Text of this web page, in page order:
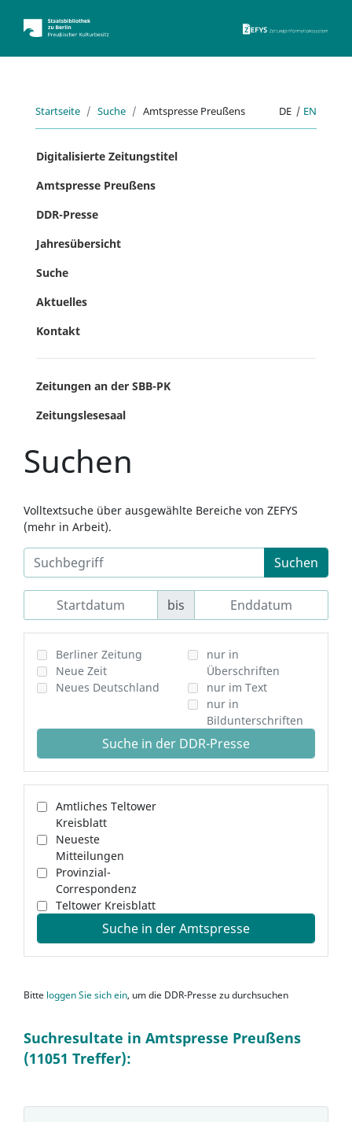
Startseite Suche Amtspresse Preußens DE | EN
Digitalisierte Zeitungstitel
Amtspresse Preußens
DDR-Presse
Jahresübersicht
Suche
Aktuelles
Kontakt
Zeitungen an der SBB-PK
Zeitungslesesaal
Suchen
Volltextsuche über ausgewählte Bereiche von ZEFYS
(mehr in Arbeit).
Suchen
bis
Berliner Zeitung
Neue Zeit
Neues Deutschland
nur in
Überschriften
nur im Text
nur in
Bildunterschriften
Suche in der DDR-Presse
Amtliches Teltower
Kreisblatt
Neueste
Mitteilungen
Provinzial-
Correspondenz
Teltower Kreisblatt
Suche in der Amtspresse
Bitte loggen Sie sich ein, um die DDR-Presse zu durchsuchen
Suchresultate in Amtspresse Preußens
(11051 Treffer):